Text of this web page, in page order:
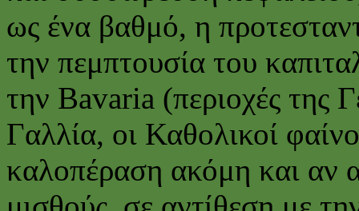
ως ένα βαθμό, η
την πεμπτουσία του
την Bavaria (περιοχές της
Γαλλία, οι Καθολικοί
καλοπέραση ακόμη και αν